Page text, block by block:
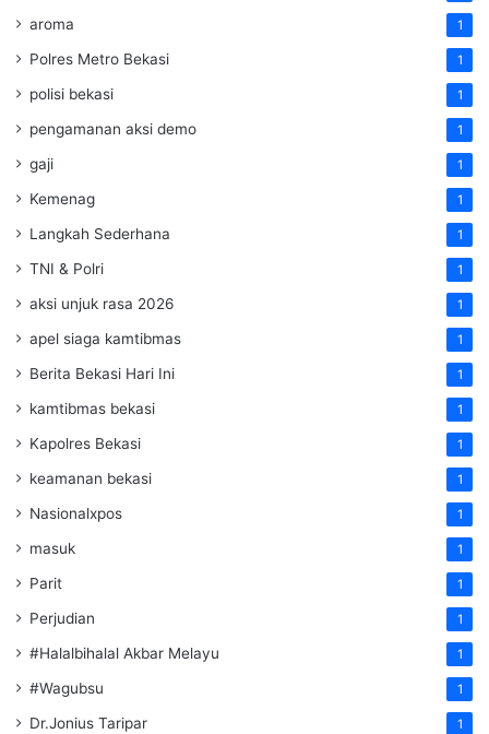
aroma 1
Polres Metro Bekasi 1
polisi bekasi 1
pengamanan aksi demo 1
gaji 1
Kemenag 1
Langkah Sederhana 1
TNI & Polri 1
aksi unjuk rasa 2026 1
apel siaga kamtibmas 1
Berita Bekasi Hari Ini 1
kamtibmas bekasi 1
Kapolres Bekasi 1
keamanan bekasi 1
Nasionalxpos 1
masuk 1
Parit 1
Perjudian 1
#Halalbihalal Akbar Melayu 1
#Wagubsu 1
Dr.Jonius Taripar 1